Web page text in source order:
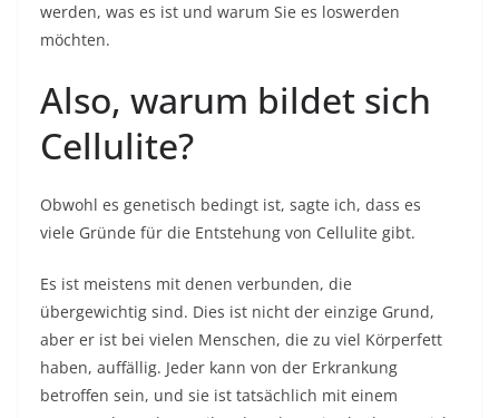
werden, was es ist und warum Sie es loswerden
möchten.
Also, warum bildet sich
Cellulite?
Obwohl es genetisch bedingt ist, sagte ich, dass es
viele Gründe für die Entstehung von Cellulite gibt.
Es ist meistens mit denen verbunden, die
übergewichtig sind. Dies ist nicht der einzige Grund,
aber er ist bei vielen Menschen, die zu viel Körperfett
haben, auffällig. Jeder kann von der Erkrankung
betroffen sein, und sie ist tatsächlich mit einem